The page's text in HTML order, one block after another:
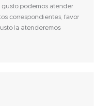
gusto podemos atender
correspondientes, favor
la atenderemos